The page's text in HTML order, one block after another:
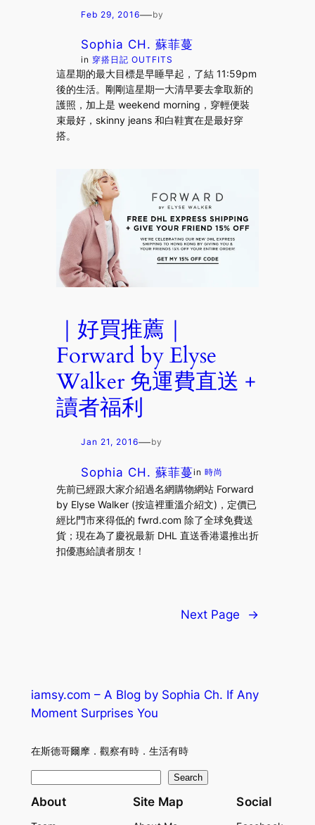
Feb 29, 2016—by
Sophia CH. 蘇菲蔓
in 穿搭日記 OUTFITS
這星期的最大目標是早睡早起，了結 11:59pm
後的生活。剛剛這星期一大清早要去拿取新的
護照，加上是 weekend morning，穿輕便裝
束最好，skinny jeans 和白鞋實在是最好穿
搭。
｜好買推薦｜
Forward by Elyse
Walker 免運費直送 +
讀者福利
Jan 21, 2016—by
Sophia CH. 蘇菲蔓in時尚
先前已經跟大家介紹過名網購物網站 Forward
by Elyse Walker (按這裡重溫介紹文)，定價已
經比門市來得低的 fwrd.com 除了全球免費送
貨；現在為了慶祝最新 DHL 直送香港還推出折
扣優惠給讀者朋友！
Next Page →
iamsy.com – A Blog by Sophia Ch. If Any
Moment Surprises You
在斯德哥爾摩．觀察有時．生活有時
e
Search
About Site Map Social